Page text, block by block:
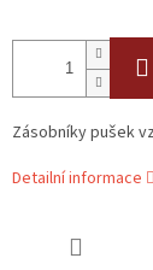
Zásobníky pušek
Detailní informace